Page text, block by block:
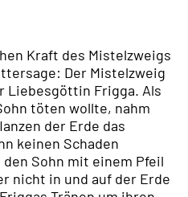
Kraft des Mistelzweigs
Der Mistelzweig
Liebesgöttin Frigga. Als
töten wollte, nahm
der Erde das
keinen Schaden
Sohn mit einem Pfeil
nicht in und auf der Erde